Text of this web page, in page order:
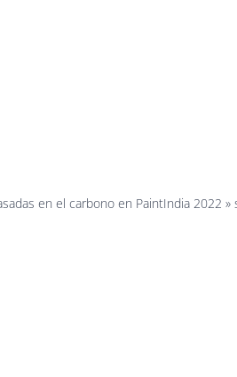
en el carbono en PaintIndia 2022 »